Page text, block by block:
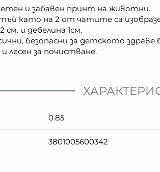
и забавен принт на животни.
като на 2 от чатите са
и дебелина 1см.
безопасни за детското здраве
лесен за почистване.
0.85
3801005600342